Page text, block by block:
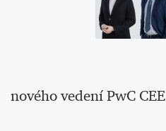
nového vedení PwC CEE